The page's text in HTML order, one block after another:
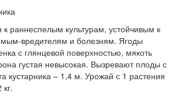
к раннеспелым культурам, устойчивым к
вредителям и болезням. Ягоды
с глянцевой поверхностью, мякоть
густая невысокая. Вызревают плоды с
кустарника – 1,4 м. Урожай с 1 растения